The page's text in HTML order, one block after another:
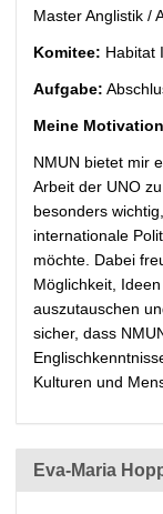
Master Anglistik /
Komitee: Habitat
Aufgabe:
Meine
NMUN bietet mir
Arbeit der UNO
besonders
internationale
möchte. Dabei
Möglichkeit,
auszutauschen
sicher, dass
Kulturen und
Eva-Maria